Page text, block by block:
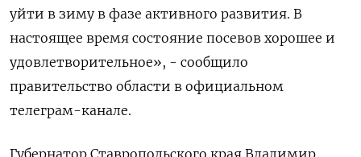
уйти в зиму в фазе активного развития. В
настоящее время состояние посевов хорошее и
удовлетворительное», - сообщило
правительство области в официальном
телеграм-канале.